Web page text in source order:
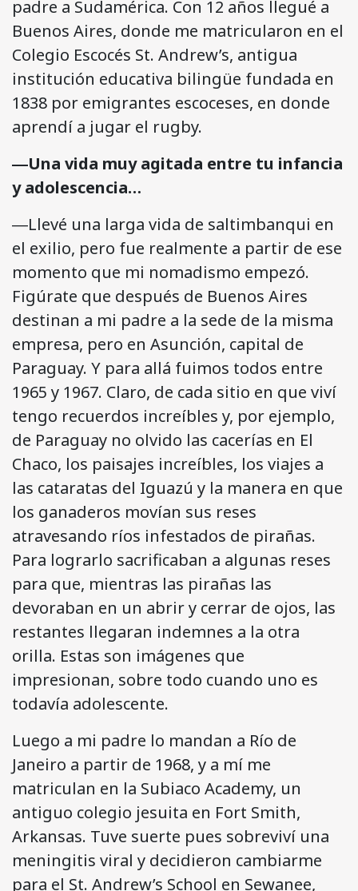
padre a Sudamérica. Con 12 años llegué a
Buenos Aires, donde me matricularon en el
Colegio Escocés St. Andrew’s, antigua
institución educativa bilingüe fundada en
1838 por emigrantes escoceses, en donde
aprendí a jugar el rugby.
―Una vida muy agitada entre tu infancia
y adolescencia…
―Llevé una larga vida de saltimbanqui en
el exilio, pero fue realmente a partir de ese
momento que mi nomadismo empezó.
Figúrate que después de Buenos Aires
destinan a mi padre a la sede de la misma
empresa, pero en Asunción, capital de
Paraguay. Y para allá fuimos todos entre
1965 y 1967. Claro, de cada sitio en que viví
tengo recuerdos increíbles y, por ejemplo,
de Paraguay no olvido las cacerías en El
Chaco, los paisajes increíbles, los viajes a
las cataratas del Iguazú y la manera en que
los ganaderos movían sus reses
atravesando ríos infestados de pirañas.
Para lograrlo sacrificaban a algunas reses
para que, mientras las pirañas las
devoraban en un abrir y cerrar de ojos, las
restantes llegaran indemnes a la otra
orilla. Estas son imágenes que
impresionan, sobre todo cuando uno es
todavía adolescente.
Luego a mi padre lo mandan a Río de
Janeiro a partir de 1968, y a mí me
matriculan en la Subiaco Academy, un
antiguo colegio jesuita en Fort Smith,
Arkansas. Tuve suerte pues sobreviví una
meningitis viral y decidieron cambiarme
para el St. Andrew’s School en Sewanee,